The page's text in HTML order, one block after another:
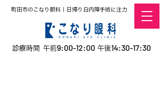
町田市のこなり眼科｜日帰り白内障手術に注力
診療時間 午前9:00-12:00 午後14:30-17:30